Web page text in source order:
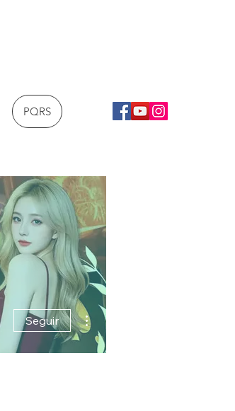
PQRS
Seguir
Más acciones